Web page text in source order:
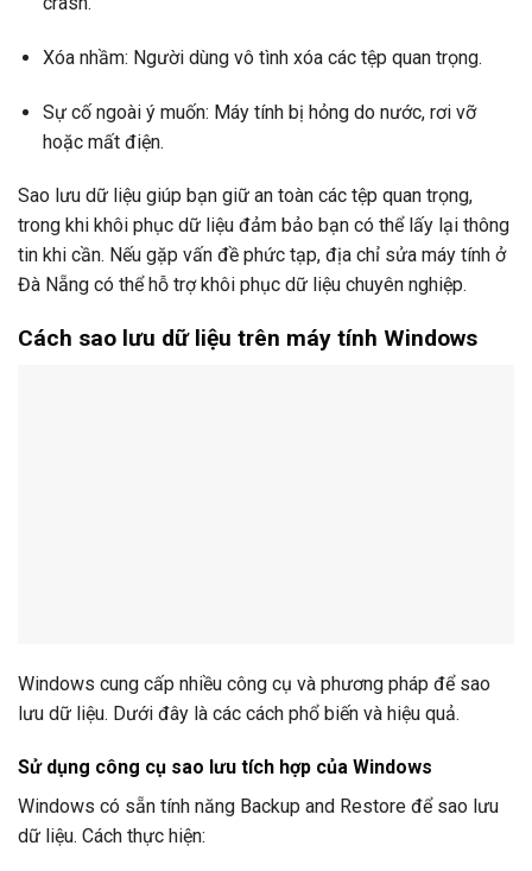
Xóa nhầm: Người dùng vô tình xóa các tệp quan trọng.
Sự cố ngoài ý muốn: Máy tính bị hỏng do nước, rơi vỡ
hoặc mất điện.
Sao lưu dữ liệu giúp bạn giữ an toàn các tệp quan trọng,
trong khi khôi phục dữ liệu đảm bảo bạn có thể lấy lại thông
tin khi cần. Nếu gặp vấn đề phức tạp, địa chỉ sửa máy tính ở
Đà Nẵng có thể hỗ trợ khôi phục dữ liệu chuyên nghiệp.
Cách sao lưu dữ liệu trên máy tính Windows
Windows cung cấp nhiều công cụ và phương pháp để sao
lưu dữ liệu. Dưới đây là các cách phổ biến và hiệu quả.
Sử dụng công cụ sao lưu tích hợp của Windows
Windows có sẵn tính năng Backup and Restore để sao lưu
dữ liệu. Cách thực hiện: